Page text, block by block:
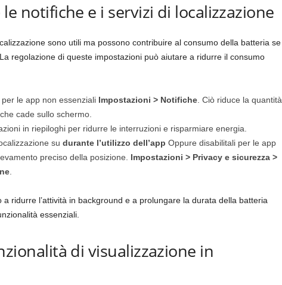
notifiche e i servizi di localizzazione
sono utili ma possono contribuire al consumo della batteria se
regolazione di queste impostazioni può aiutare a ridurre il consumo
le app non essenziali Impostazioni > Notifiche. Ciò riduce la quantità
cade sullo schermo.
in riepiloghi per ridurre le interruzioni e risparmiare energia.
su durante l’utilizzo dell’app Oppure disabilitali per le app
preciso della posizione. Impostazioni > Privacy e sicurezza >
.
ridurre l’attività in background e a prolungare la durata della batteria
essenziali.
di visualizzazione in